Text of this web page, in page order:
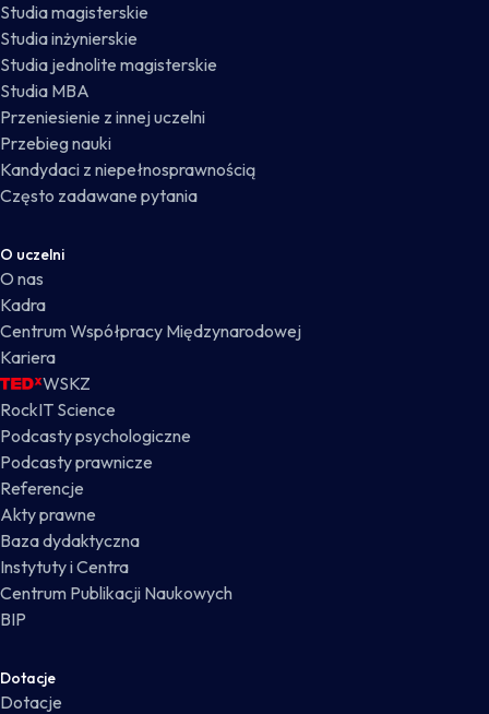
Studia magisterskie
Studia inżynierskie
Studia jednolite magisterskie
Studia MBA
Przeniesienie z innej uczelni
Przebieg nauki
Kandydaci z niepełnosprawnością
Często zadawane pytania
O uczelni
O nas
Kadra
Centrum Współpracy Międzynarodowej
Kariera
WSKZ
RockIT Science
Podcasty psychologiczne
Podcasty prawnicze
Referencje
Akty prawne
Baza dydaktyczna
Instytuty i Centra
Centrum Publikacji Naukowych
BIP
Dotacje
Dotacje